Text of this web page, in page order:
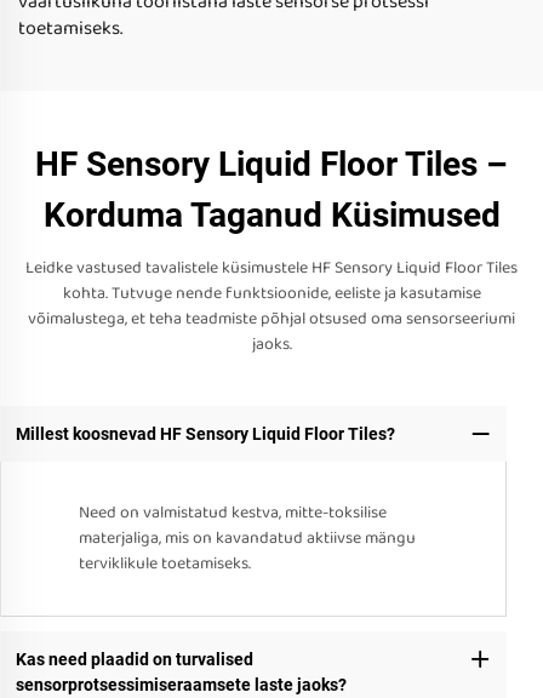
toetamiseks.
HF Sensory Liquid Floor Tiles –
Korduma Taganud Küsimused
Leidke vastused tavalistele küsimustele HF Sensory Liquid Floor Tiles
kohta. Tutvuge nende funktsioonide, eeliste ja kasutamise
võimalustega, et teha teadmiste põhjal otsused oma sensorseeriumi
jaoks.
Millest koosnevad HF Sensory Liquid Floor Tiles?
Need on valmistatud kestva, mitte-toksilise
materjaliga, mis on kavandatud aktiivse mängu
terviklikule toetamiseks.
Kas need plaadid on turvalised
sensorprotsessimiseraamsete laste jaoks?